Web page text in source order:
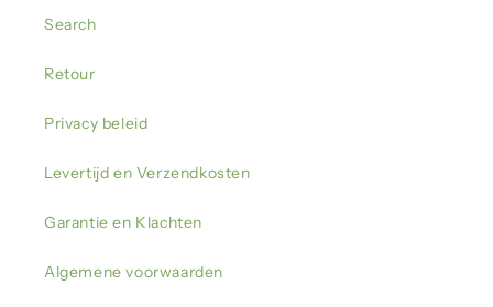
Search
Retour
Privacy beleid
Levertijd en Verzendkosten
Garantie en Klachten
Algemene voorwaarden